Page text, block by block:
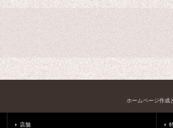
ホームページ作成
店舗